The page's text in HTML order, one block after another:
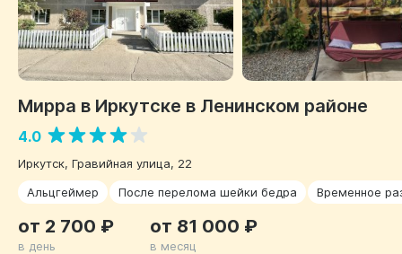
Мирра в Иркутске в Ленинском районе
4.0
Иркутск, Гравийная улица, 22
Альцгеймер
После перелома шейки бедра Временное
от 2 700 ₽
в день
от 81 000 ₽
в месяц